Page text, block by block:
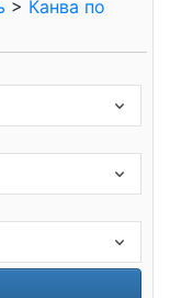
> Канва по